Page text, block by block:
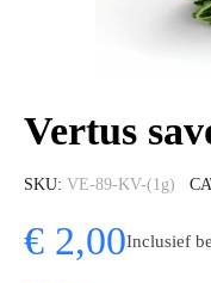
Vertus
SKU VE-89-KV-(1g)
€ 2,00Inclusief